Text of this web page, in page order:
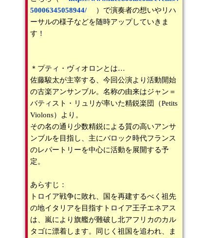
50006345058944/）で演奏者の想いやリハ
ーサルの様子などを随時アップしていきま
す！
＊プティ・ヴィオロンとは…
佐藤駿太が主宰する、今回公演より活動開始
の古楽アンサンブル。名称の由来はジャン＝
バティスト・リュリが率いた精鋭楽団（Petits
Violons）より。
その名の通り少数精鋭による質の高いアンサ
ンブルを目指し、主にバロック時代フランス
のレパートリーを中心に活動を展開する予
定。
あらすじ：
トロイア戦争に敗れ、国を再建するべく祖先
の地イタリアを目指すトロイア王子エネアス
は、嵐により旗艦が難破し北アフリカのカル
タゴに漂着します。同じく祖国を追われ、ま